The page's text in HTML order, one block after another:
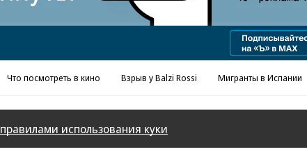
Что посмотреть в кино Взрыв у Balzi Rossi Мигранты в Испании
правилами использования куки